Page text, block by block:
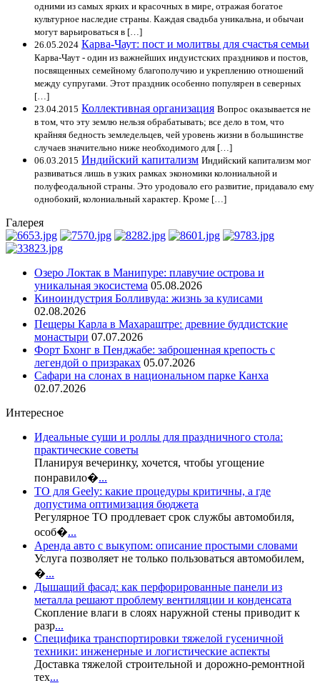
одними из самых ярких и красочных в мире, отражая богатое
культурное наследие страны. Каждая свадьба уникальна, и обычаи
могут варьироваться в […]
26.05.2024 Карва-Чаут: пост и молитвы для счастья семьи
Карва-Чаут - один из важнейших индуистских праздников и постов,
посвященных семейному благополучию и укреплению отношений
между супругами. Этот праздник особенно популярен в северных
[…]
23.04.2015 Коллективная организация Вопрос оказывается не
в том, что эту землю нельзя обрабатывать; все дело в том, что
крайняя бедность земледельцев, чей уровень жизни в большинстве
случаев значительно ниже необходимого для […]
06.03.2015 Индийский капитализм Индийский капитализм мог
развиваться лишь в узких рамках экономики колониальной и
полуфеодальной страны. Это уродовало его развитие, придавало ему
однобокий, колониальный характер. Кроме […]
Галерея
Озеро Локтак в Манипуре: плавучие острова и
уникальная экосистема 05.08.2026
Киноиндустрия Болливуда: жизнь за кулисами
02.08.2026
Пещеры Карла в Махараштре: древние буддистские
монастыри 07.07.2026
Форт Бхонг в Пенджабе: заброшенная крепость с
легендой о призраках 05.07.2026
Сафари на слонах в национальном парке Канха
02.07.2026
Интересное
Идеальные суши и роллы для праздничного стола:
практические советы
Планируя вечеринку, хочется, чтобы угощение
понравило�...
ТО для Geely: какие процедуры критичны, а где
допустима оптимизация бюджета
Регулярное ТО продлевает срок службы автомобиля,
особ�...
Аренда авто с выкупом: описание простыми словами
Услуга позволяет не только пользоваться автомобилем,
�...
Дышащий фасад: как перфорированные панели из
металла решают проблему вентиляции и конденсата
Скопление влаги в слоях наружной стены приводит к
разр...
Специфика транспортировки тяжелой гусеничной
техники: инженерные и логистические аспекты
Доставка тяжелой строительной и дорожно-ремонтной
тех...